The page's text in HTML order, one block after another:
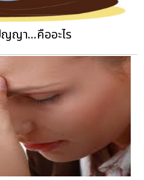
ญา...คืออะไร